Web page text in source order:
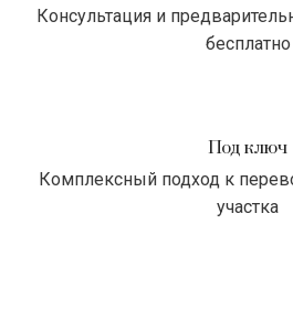
Консультация и
бесплатно
Под ключ
Комплексный подход к
участка